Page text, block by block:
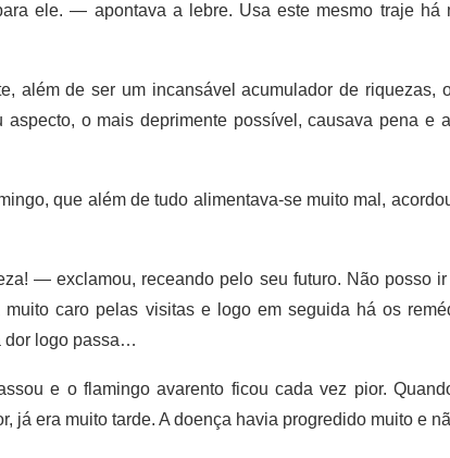
ele. — apontava a lebre. Usa este mesmo traje há
além de ser um incansável acumulador de riquezas,
aspecto, o mais deprimente possível, causava pena e
que além de tudo alimentava-se muito mal,
— exclamou, receando pelo seu futuro. Não posso
muito caro pelas visitas e logo em seguida há os
dor logo passa…
e o flamingo avarento ficou cada vez pior.
já era muito tarde. A doença havia progredido muito e